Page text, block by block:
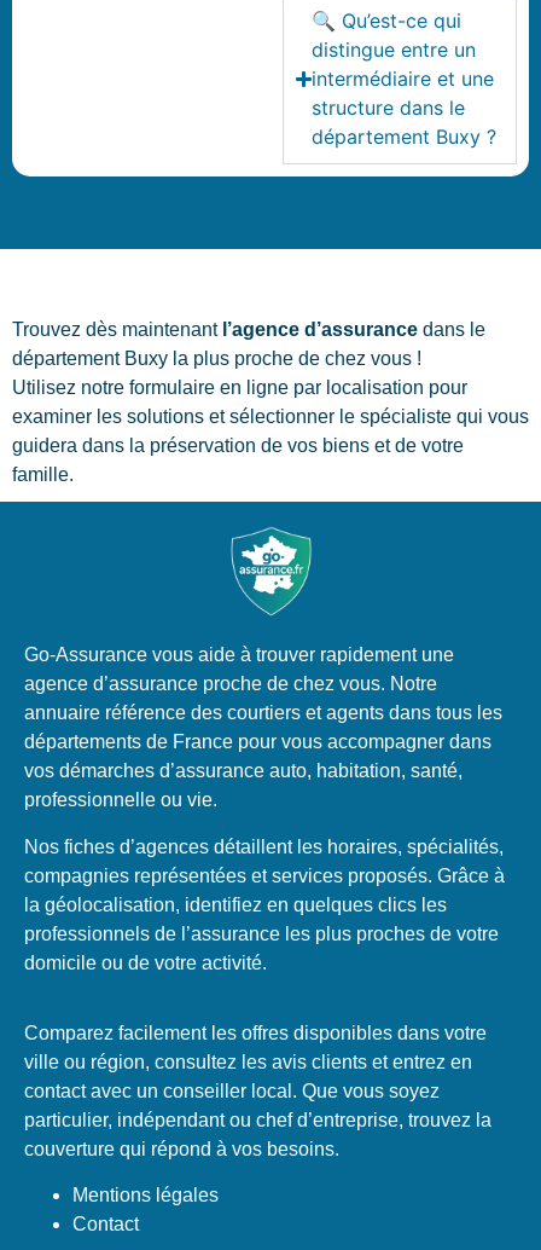
🔍 Qu’est-ce qui
distingue entre un
intermédiaire et une
structure dans le
département Buxy ?
Trouvez dès maintenant l’agence d’assurance dans le
département Buxy la plus proche de chez vous !
Utilisez notre formulaire en ligne par localisation pour
examiner les solutions et sélectionner le spécialiste qui vous
guidera dans la préservation de vos biens et de votre
famille.
Go-Assurance vous aide à trouver rapidement une
agence d’assurance proche de chez vous. Notre
annuaire référence des courtiers et agents dans tous les
départements de France pour vous accompagner dans
vos démarches d’assurance auto, habitation, santé,
professionnelle ou vie.
Nos fiches d’agences détaillent les horaires, spécialités,
compagnies représentées et services proposés. Grâce à
la géolocalisation, identifiez en quelques clics les
professionnels de l’assurance les plus proches de votre
domicile ou de votre activité.
Comparez facilement les offres disponibles dans votre
ville ou région, consultez les avis clients et entrez en
contact avec un conseiller local. Que vous soyez
particulier, indépendant ou chef d’entreprise, trouvez la
couverture qui répond à vos besoins.
Mentions légales
Contact